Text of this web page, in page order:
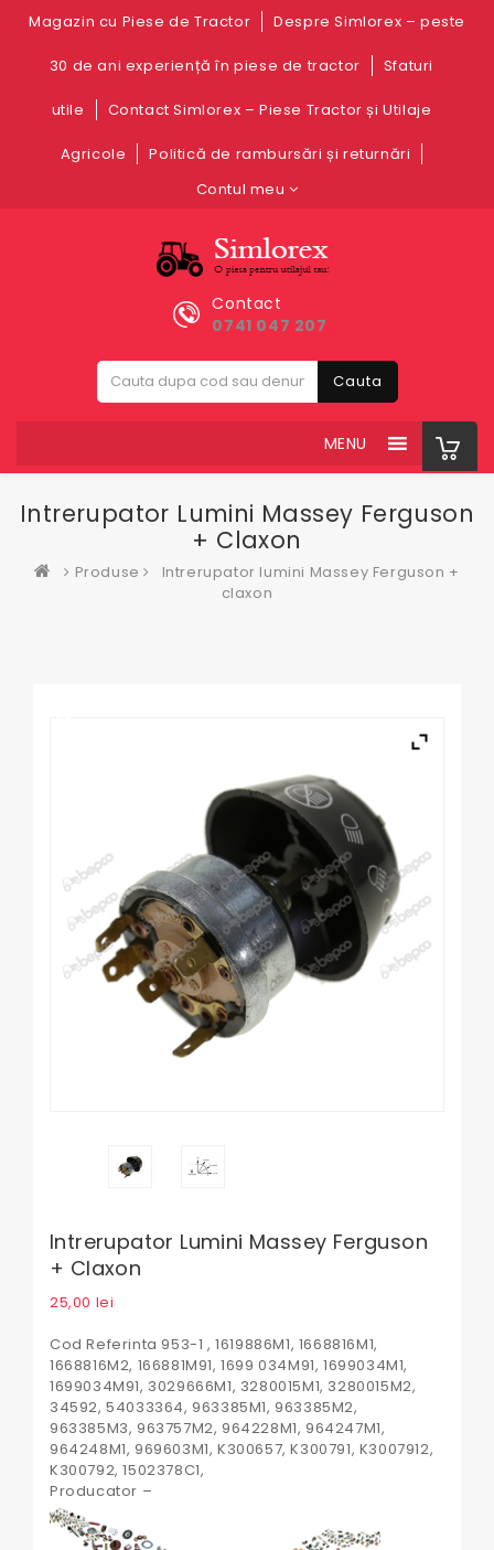
Magazin cu Piese de Tractor Despre Simlorex – peste
30 de ani experiență în piese de tractor Sfaturi
utile Contact Simlorex – Piese Tractor și Utilaje
Agricole
Politică de rambursări și returnări
Contul meu
Contact
0741 047 207
Cauta
MENU
Intrerupator Lumini Massey Ferguson
+ Claxon
Produse
Intrerupator lumini Massey Ferguson +
claxon
Intrerupator Lumini Massey Ferguson
+ Claxon
25,00 lei
Cod Referinta 953-1 , 1619886M1, 1668816M1,
1668816M2, 166881M91, 1699 034M91, 1699034M1,
1699034M91, 3029666M1, 3280015M1, 3280015M2,
34592, 54033364, 963385M1, 963385M2,
963385M3, 963757M2, 964228M1, 964247M1,
964248M1, 969603M1, K300657, K300791, K3007912,
K300792, 1502378C1,
Producator –